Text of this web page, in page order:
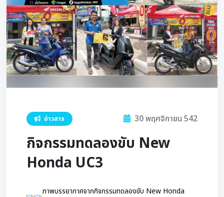
ข่าวสาร 30 พฤศจิกายน 542
กิจกรรมทดลองขับ New
Honda UC3
ภาพบรรยากาศจากกิจกรรมทดลองขับ New Honda